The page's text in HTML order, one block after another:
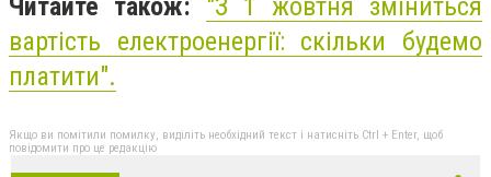
Читайте також: "З 1 жовтня зміниться
вартість електроенергії: скільки будемо
платити".
Якщо ви помітили помилку, виділіть необхідний текст і натисніть Ctrl + Enter, щоб
повідомити про це редакцію